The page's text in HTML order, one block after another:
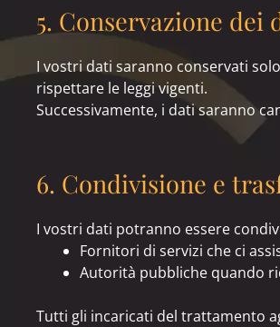
5. Conservazione dei
I vostri dati saranno conservati
rispettare le leggi vigenti.
Successivamente, i dati saranno
6. Condivisione e
I vostri dati potranno essere
Fornitori di servizi che ci
Autorità pubbliche quando
Tutti gli incaricati del trattamento